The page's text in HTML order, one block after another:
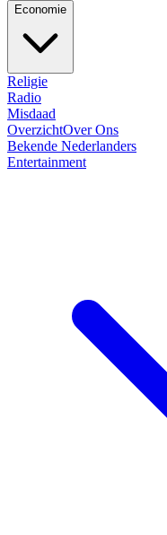
Economie
Religie
Radio
Misdaad
OverzichtOver Ons
Bekende Nederlanders
Entertainment